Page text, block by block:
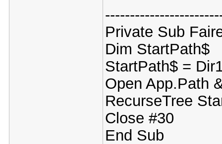
Private Sub
Dim StartPath$
StartPath$ =
Open App.Path
RecurseTree
Close #30
End Sub